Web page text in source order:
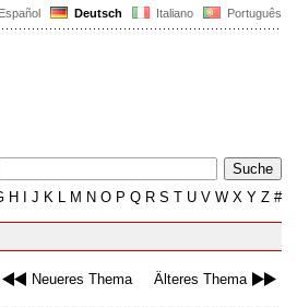
Deutsch Italiano Português
H J K L M N O P Q R S T U V W X Y Z #
Neueres Thema Älteres Thema